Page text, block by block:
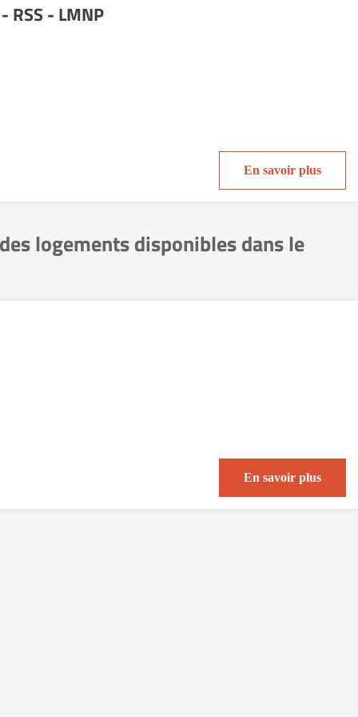
RSS - LMNP
En savoir plus
logements disponibles dans le
En savoir plus